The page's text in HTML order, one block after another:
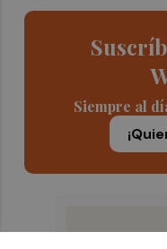
Siempre al